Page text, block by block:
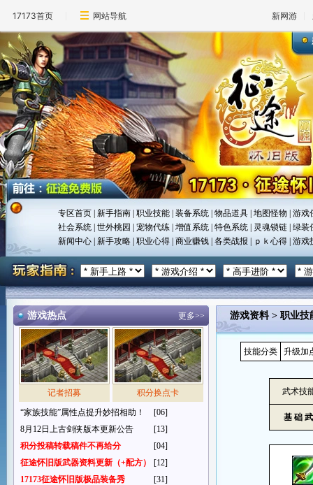
17173首页 网站导航 新网游
专区首页 |新手指南 |职业技能 |装备系统 |物品道具 |地图怪物 |游戏
社会系统 |世外桃园 |宠物代练 |增值系统 |特色系统 灵魂锁链 |绿装
新闻中心 |新手攻略 |职业心得 |商业赚钱 |各类战报 ｐｋ心得 |游戏
游戏热点 更多>>
记者招募
积分换点卡
“家族技能”属性点提升妙招相助！
[06]
8月12日上古剑侠版本更新公告
[13]
积分投稿转载稿件不再给分
[04]
征途怀旧版武器资料更新（+配方）
[12]
17173征途怀旧版极品装备秀
[31]
游戏资料> 职业技
技能分类 升级加
武术技
基 础